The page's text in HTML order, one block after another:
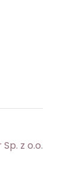
z o.o.